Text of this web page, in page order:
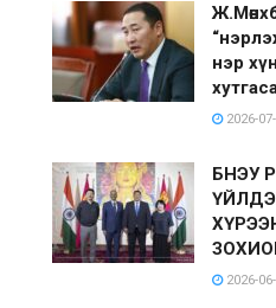
нэр
2026-
БНЭУ
2026-